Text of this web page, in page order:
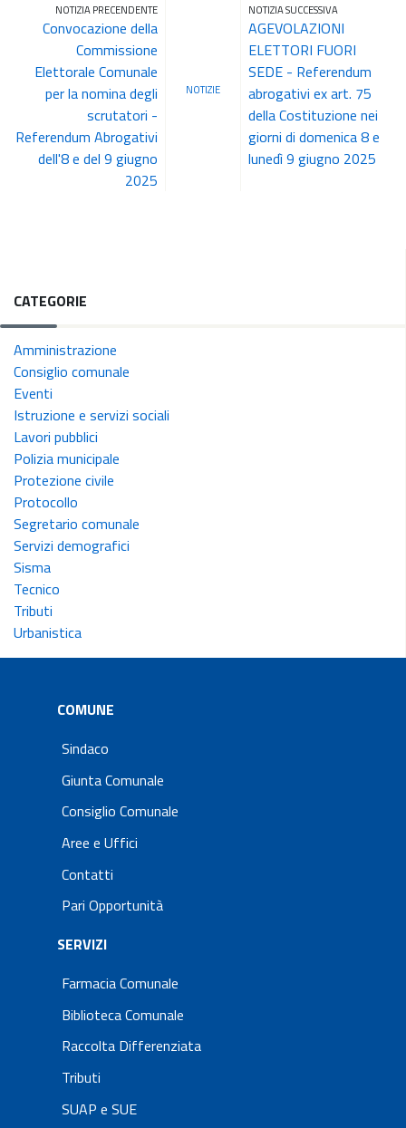
NOTIZIA PRECENDENTE
Convocazione della
Commissione
Elettorale Comunale
per la nomina degli
scrutatori -
Referendum Abrogativi
dell'8 e del 9 giugno
2025
NOTIZIE
NOTIZIA SUCCESSIVA
AGEVOLAZIONI
ELETTORI FUORI
SEDE - Referendum
abrogativi ex art. 75
della Costituzione nei
giorni di domenica 8 e
lunedì 9 giugno 2025
CATEGORIE
Amministrazione
Consiglio comunale
Eventi
Istruzione e servizi sociali
Lavori pubblici
Polizia municipale
Protezione civile
Protocollo
Segretario comunale
Servizi demografici
Sisma
Tecnico
Tributi
Urbanistica
COMUNE
Sindaco
Giunta Comunale
Consiglio Comunale
Aree e Uffici
Contatti
Pari Opportunità
SERVIZI
Farmacia Comunale
Biblioteca Comunale
Raccolta Differenziata
Tributi
SUAP e SUE